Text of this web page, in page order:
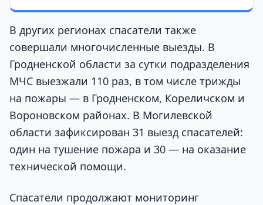
В других регионах спасатели также
совершали многочисленные выезды. В
Гродненской области за сутки подразделения
МЧС выезжали 110 раз, в том числе трижды
на пожары — в Гродненском, Кореличском и
Вороновском районах. В Могилевской
области зафиксирован 31 выезд спасателей:
один на тушение пожара и 30 — на оказание
технической помощи.
Спасатели продолжают мониторинг